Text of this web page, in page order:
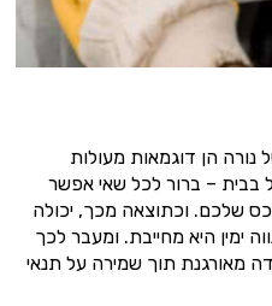
הן דוגמאות מעולות
בבית – ברור לכל שאי אפשר
שלכם. וכתוצאה מכך, יכולה
ימין היא מחייבת. ומעבר לכך
מאורגנת תוך שמירה על תנאי